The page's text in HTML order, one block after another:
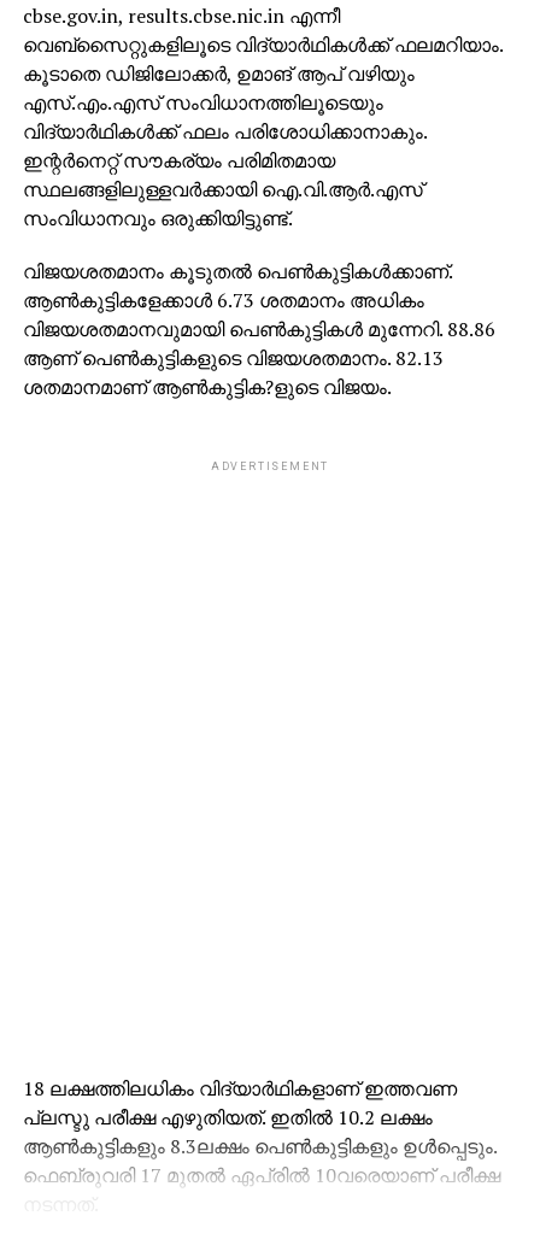
cbse.gov.in, results.cbse.nic.in എന്നീ
വെബ്‌സൈറ്റുകളിലൂടെ വിദ്യാര്‍ഥികള്‍ക്ക് ഫലമറിയാം.
കൂടാതെ ഡിജിലോക്കര്‍, ഉമാങ് ആപ് വഴിയും
എസ്.എം.എസ് സംവിധാനത്തിലൂടെയും
വിദ്യാര്‍ഥികള്‍ക്ക് ഫലം പരിശോധിക്കാനാകും.
ഇന്റര്‍നെറ്റ് സൗകര്യം പരിമിതമായ
സ്ഥലങ്ങളിലുള്ളവര്‍ക്കായി ഐ.വി.ആര്‍.എസ്
സംവിധാനവും ഒരുക്കിയിട്ടുണ്ട്.
വിജയശതമാനം കൂടുതല്‍ പെണ്‍കുട്ടികള്‍ക്കാണ്.
ആണ്‍കുട്ടികളേക്കാള്‍ 6.73 ശതമാനം അധികം
വിജയശതമാനവുമായി പെണ്‍കുട്ടികള്‍ മുന്നേറി. 88.86
ആണ് പെണ്‍കുട്ടികളുടെ വിജയശതമാനം. 82.13
ശതമാനമാണ് ആണ്‍കുട്ടിക?ളുടെ വിജയം.
ADVERTISEMENT
18 ലക്ഷത്തിലധികം വിദ്യാര്‍ഥികളാണ് ഇത്തവണ
പ്ലസ്ടു പരീക്ഷ എഴുതിയത്. ഇതില്‍ 10.2 ലക്ഷം
ആണ്‍കുട്ടികളും 8.3ലക്ഷം പെണ്‍കുട്ടികളും ഉള്‍പ്പെടും.
ഫെബ്രുവരി 17 മുതല്‍ ഏപ്രില്‍ 10വരെയാണ് പരീക്ഷ